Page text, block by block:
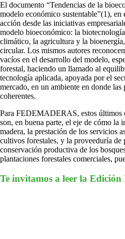
El documento “Tendencias de la
modelo económico sustentable”(1),
acción desde las iniciativas
modelo bioeconómico: la
climático, la agricultura y la
circular. Los mismos autores
vacíos en el desarrollo del modelo,
forestal, haciendo un llamado al
tecnología aplicada, apoyada por el
mercado, en un ambiente en donde las
coherentes.
Para FEDEMADERAS, estos últimos
son, en buena parte, el eje de cómo la
madera, la prestación de los servicios
cultivos forestales, y la proveeduría de
conservación productiva de los
plantaciones forestales comerciales,
Te invitamos a leer la Edición